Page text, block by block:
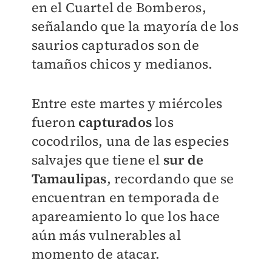
en el Cuartel de Bomberos,
señalando que la mayoría de los
saurios capturados son de
tamaños chicos y medianos.
Entre este martes y miércoles
fueron capturadoslos
cocodrilos, una de las especies
salvajes que tiene el sur de
Tamaulipas, recordando que se
encuentran en temporada de
apareamiento lo que los hace
aún más vulnerables al
momento de atacar.